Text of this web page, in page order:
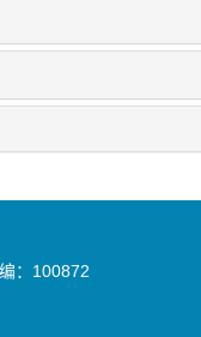
：100872